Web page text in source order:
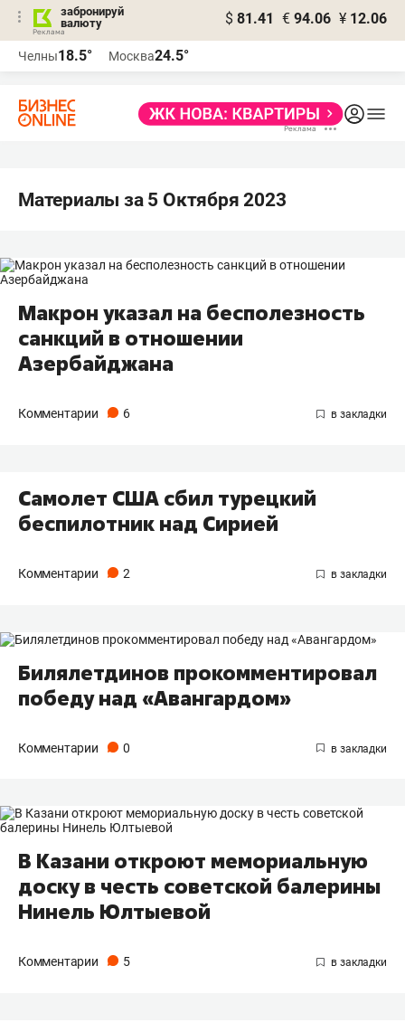
забронируй
валюту
$ 81.41 € 94.06 ¥ 12.06
Челны18.5° Москва24.5°
Материалы за 5 Октября 2023
Макрон указал на бесполезность
санкций в отношении
Азербайджана
Комментарии 6
Самолет США сбил турецкий
беспилотник над Сирией
Комментарии 2
Билялетдинов прокомментировал
победу над «Авангардом»
Комментарии 0
В Казани откроют мемориальную
доску в честь советской балерины
Нинель Юлтыевой
Комментарии 5